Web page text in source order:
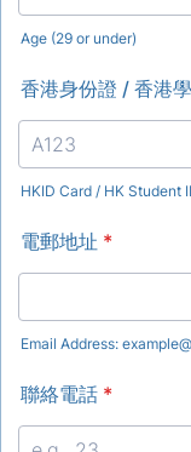
Age (29 or under)
香港身份證 / 香港
HKID Card / HK Student
電郵地址 *
Email Address:
聯絡電話 *